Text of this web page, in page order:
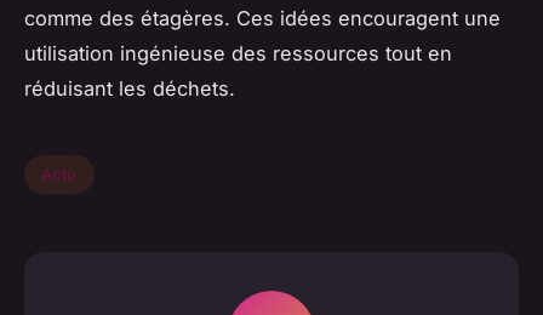
comme des étagères. Ces idées encouragent une
utilisation ingénieuse des ressources tout en
réduisant les déchets.
Actu